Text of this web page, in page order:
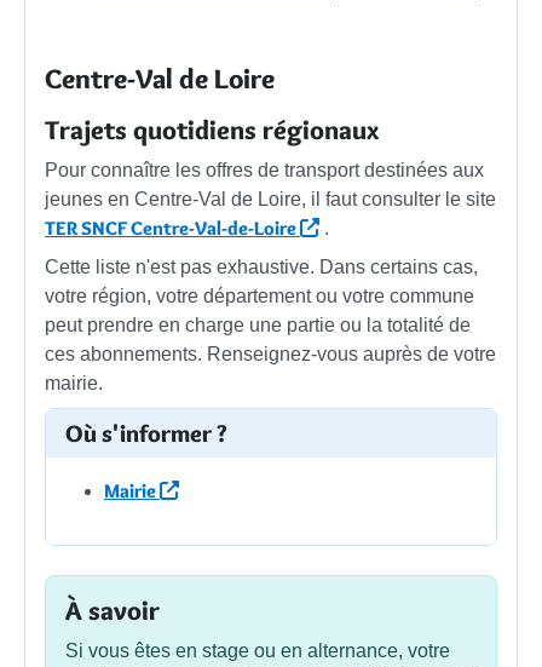
Centre-Val de Loire
Trajets quotidiens régionaux
Pour connaître les offres de transport destinées aux
jeunes en Centre-Val de Loire, il faut consulter le site
TER SNCF Centre-Val-de-Loire
.
Cette liste n'est pas exhaustive. Dans certains cas,
votre région, votre département ou votre commune
peut prendre en charge une partie ou la totalité de
ces abonnements. Renseignez-vous auprès de votre
mairie.
Où s'informer ?
Mairie
À savoir
Si vous êtes en stage ou en alternance, votre